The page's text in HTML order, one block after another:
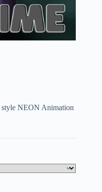
style NEON Animation